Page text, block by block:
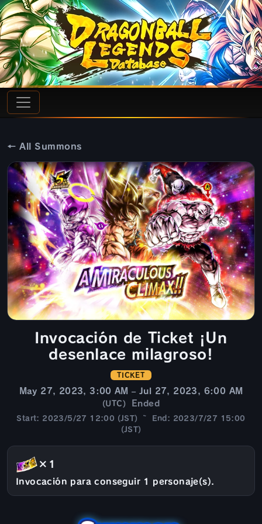
← All Summons
Invocación de Ticket ¡Un
desenlace milagroso!
TICKET
May 27, 2023, 3:00 AM – Jul 27, 2023, 6:00 AM
(UTC) Ended
Start: 2023/5/27 12:00 (JST) ~ End: 2023/7/27 15:00
(JST)
×1
Invocación para conseguir 1 personaje(s).